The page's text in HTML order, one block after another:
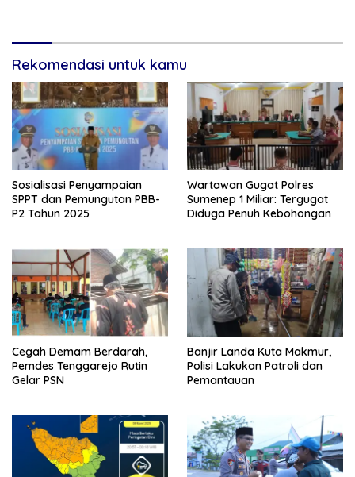
Rekomendasi untuk kamu
Sosialisasi Penyampaian
SPPT dan Pemungutan PBB-
P2 Tahun 2025
Wartawan Gugat Polres
Sumenep 1 Miliar: Tergugat
Diduga Penuh Kebohongan
Cegah Demam Berdarah,
Pemdes Tenggarejo Rutin
Gelar PSN
Banjir Landa Kuta Makmur,
Polisi Lakukan Patroli dan
Pemantauan